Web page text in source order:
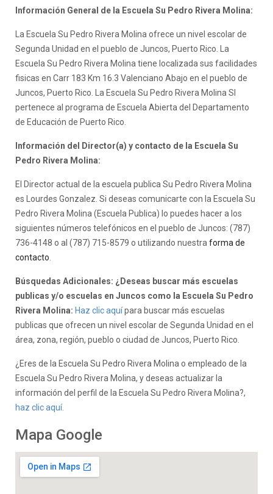
Información General de la Escuela Su Pedro Rivera Molina:
La Escuela Su Pedro Rivera Molina ofrece un nivel escolar de
Segunda Unidad en el pueblo de Juncos, Puerto Rico. La
Escuela Su Pedro Rivera Molina tiene localizada sus facilidades
fisicas en Carr 183 Km 16.3 Valenciano Abajo en el pueblo de
Juncos, Puerto Rico. La Escuela Su Pedro Rivera Molina SI
pertenece al programa de Escuela Abierta del Departamento
de Educación de Puerto Rico.
Información del Director(a) y contacto de la Escuela Su
Pedro Rivera Molina:
El Director actual de la escuela publica Su Pedro Rivera Molina
es Lourdes Gonzalez. Si deseas comunicarte con la Escuela Su
Pedro Rivera Molina (Escuela Publica) lo puedes hacer a los
siguientes números telefónicos en el pueblo de Juncos: (787)
736-4148 o al (787) 715-8579 o utilizando nuestra forma de
contacto
Búsquedas Adicionales: ¿Deseas buscar más escuelas
publicas y/o escuelas en Juncos como la Escuela Su Pedro
Rivera Molina: Haz clic aquípara buscar más escuelas
publicas que ofrecen un nivel escolar de Segunda Unidad en el
área, zona, región, pueblo o ciudad de Juncos, Puerto Rico.
¿Eres de la Escuela Su Pedro Rivera Molina o empleado de la
Escuela Su Pedro Rivera Molina, y deseas actualizar la
información del perfil de la Escuela Su Pedro Rivera Molina?,
haz clic aquí.
Mapa Google